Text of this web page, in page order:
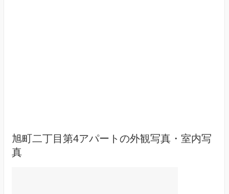
旭町二丁目第4アパートの外観写真・室内写
真